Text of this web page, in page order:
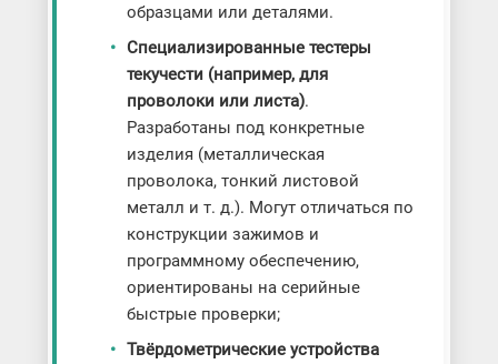
образцами или деталями.
Специализированные тестеры
текучести (например, для
проволоки или листа).
Разработаны под конкретные
изделия (металлическая
проволока, тонкий листовой
металл и т. д.). Могут отличаться по
конструкции зажимов и
программному обеспечению,
ориентированы на серийные
быстрые проверки;
Твёрдометрические устройства